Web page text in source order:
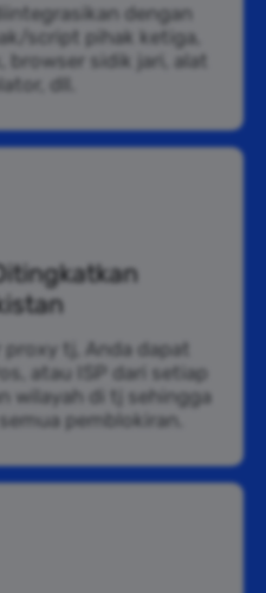
dengan
script pihak ketiga,
browser sidik jari, alat
dll.
proxy tj, Anda dapat
atau ISP dari setiap
wilayah di tj sehingga
pemblokiran.